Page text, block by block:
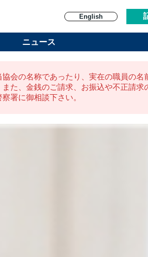
English
ニュース
会の名称であったり、実在の職員の
た、金銭のご請求、お振込や不正請
署に御相談下さい。